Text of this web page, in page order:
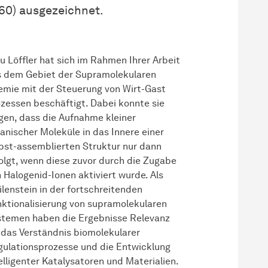
ausgezeichnet.
Löffler hat sich im Rahmen Ihrer Arbeit
dem Gebiet der Supramolekularen
mit der Steuerung von Wirt-Gast
beschäftigt. Dabei konnte sie
dass die Aufnahme kleiner
Moleküle in das Innere einer
assemblierten Struktur nur dann
wenn diese zuvor durch die Zugabe
Halogenid-Ionen aktiviert wurde. Als
in der fortschreitenden
von supramolekularen
haben die Ergebnisse Relevanz
Verständnis biomolekularer
und die Ent­wick­lung
Katalysatoren und Materialien.